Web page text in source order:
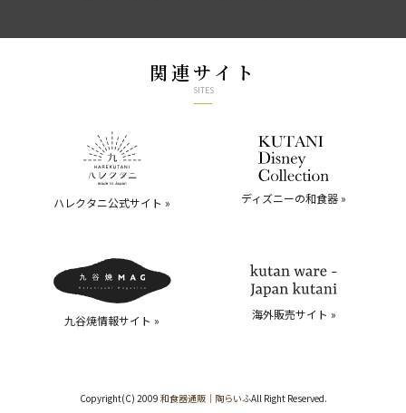
関連サイト
SITES
ハレクタニ公式サイト » ディズニーの和食器 »
九谷焼情報サイト » 海外販売サイト »
Copyright(C) 2009 和食器通販｜陶らいふAll Right Reserved.